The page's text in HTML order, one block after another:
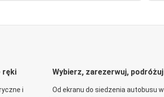
ręki
i
Wybierz, zarezerwuj, podróżuj
Od ekranu do siedzenia autobusu w